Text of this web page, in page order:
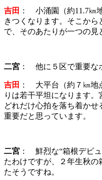
吉田 ： 小涌園（約11.7㎞
きつくなります。そこか
で、そのあたりが一つの見
二宮 ： 他に５区で重要な
吉田 ： 大平台（約７㎞地
りは若干平坦になります
どれだけ心拍を落ち着か
重要だと思っています。
二宮 ： 鮮烈な“箱根デビ
たわけですが、２年生秋の
たそうですね。